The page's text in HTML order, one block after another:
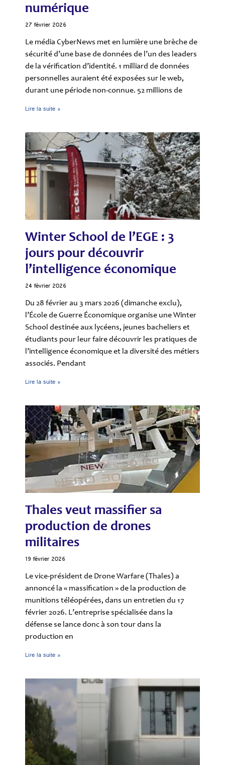
numérique
27 février 2026
Le média CyberNews met en lumière une brèche de
sécurité d’une base de données de l’un des leaders
de la vérification d’identité. 1 milliard de données
personnelles auraient été exposées sur le web,
durant une période non-connue. 52 millions de
Lire la suite »
Winter School de l’EGE : 3
jours pour découvrir
l’intelligence économique
24 février 2026
Du 28 février au 3 mars 2026 (dimanche exclu),
l’École de Guerre Économique organise une Winter
School destinée aux lycéens, jeunes bacheliers et
étudiants pour leur faire découvrir les pratiques de
l’intelligence économique et la diversité des métiers
associés. Pendant
Lire la suite »
Thales veut massifier sa
production de drones
militaires
19 février 2026
Le vice-président de Drone Warfare (Thales) a
annoncé la « massification » de la production de
munitions téléopérées, dans un entretien du 17
février 2026. L’entreprise spécialisée dans la
défense se lance donc à son tour dans la
production en
Lire la suite »